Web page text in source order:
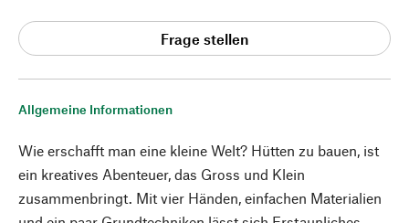
Allgemeine Informationen
Wie erschafft man eine kleine Welt? Hütten zu bauen, ist
ein kreatives Abenteuer, das Gross und Klein
zusammenbringt. Mit vier Händen, einfachen Materialien
Frage stellen